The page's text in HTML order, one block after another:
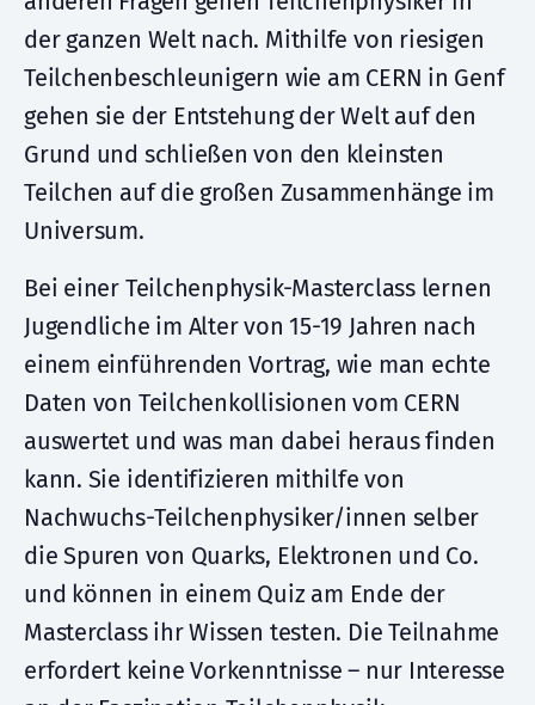
der ganzen Welt nach. Mithilfe von riesigen
Teilchenbeschleunigern wie am CERN in Genf
gehen sie der Entstehung der Welt auf den
Grund und schließen von den kleinsten
Teilchen auf die großen Zusammenhänge im
Universum.
Bei einer Teilchenphysik-Masterclass lernen
Jugendliche im Alter von 15-19 Jahren nach
einem einführenden Vortrag, wie man echte
Daten von Teilchenkollisionen vom CERN
auswertet und was man dabei heraus finden
kann. Sie identifizieren mithilfe von
Nachwuchs-Teilchenphysiker/innen selber
die Spuren von Quarks, Elektronen und Co.
und können in einem Quiz am Ende der
Masterclass ihr Wissen testen. Die Teilnahme
erfordert keine Vorkenntnisse – nur Interesse